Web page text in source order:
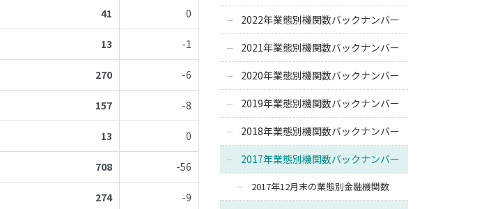
41 0
13 -1
270 -6
157 -8
13 0
708 -56
274 -9
2022年業態別機関数バックナンバー
2021年業態別機関数バックナンバー
2020年業態別機関数バックナンバー
2019年業態別機関数バックナンバー
2018年業態別機関数バックナンバー
2017年業態別機関数バックナンバー
2017年12月末の業態別金融機関数